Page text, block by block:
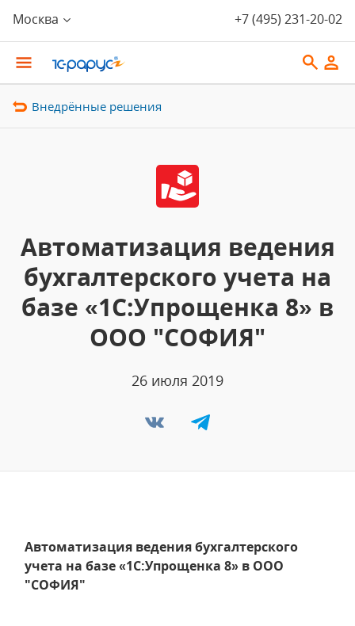
Москва +7 (495) 231-20-02
Внедрённые решения
Автоматизация ведения
бухгалтерского учета на
базе «1С:Упрощенка 8» в
ООО "СОФИЯ"
26 июля 2019
Автоматизация ведения бухгалтерского
учета на базе «1С:Упрощенка 8» в ООО
"СОФИЯ"